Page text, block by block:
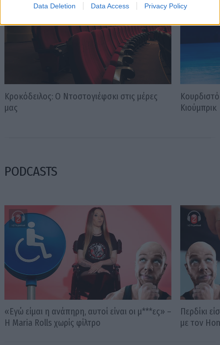
Data Deletion Data Access Privacy Policy
Κροκόδειλος: Ο Ντοστογιέφσκι στις μέρες
μας
Κιούμπρικ
PODCASTS
«Εγώ είμαι η ανάπηρη, αυτοί είναι οι μ***ες» –
Η Maria Rolls χωρίς φίλτρο
Περδίκι
με τον